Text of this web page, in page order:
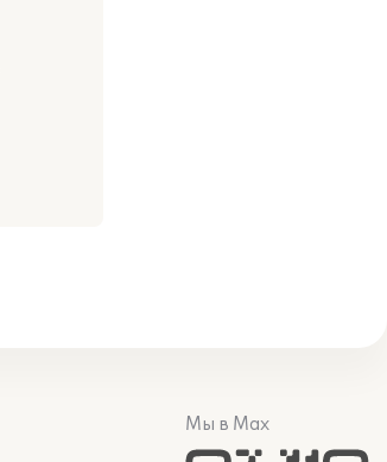
Мы в Max